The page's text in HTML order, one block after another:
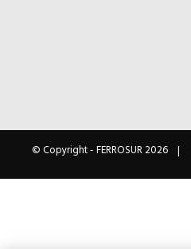
© Copyright -FERROSUR2026